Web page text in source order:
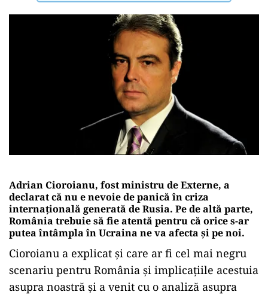
Adrian Cioroianu, fost ministru de Externe, a
declarat că nu e nevoie de panică în criza
internațională generată de Rusia. Pe de altă parte,
România trebuie să fie atentă pentru că orice s-ar
putea întâmpla în Ucraina ne va afecta și pe noi.
Cioroianu a explicat și care ar fi cel mai negru
scenariu pentru România și implicațiile acestuia
asupra noastră și a venit cu o analiză asupra